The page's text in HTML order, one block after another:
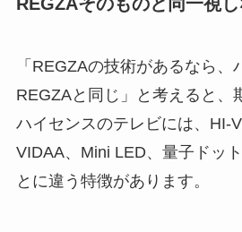
「REGZAの技術があるなら、
REGZAと同じ」と考えると、
ハイセンスのテレビには、HI-
VIDAA、Mini LED、量子ドッ
とに違う特徴があります。